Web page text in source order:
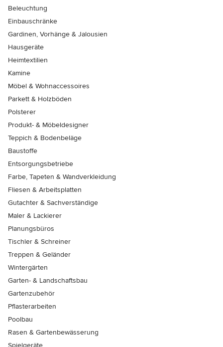
Beleuchtung
Einbauschränke
Gardinen, Vorhänge & Jalousien
Hausgeräte
Heimtextilien
Kamine
Möbel & Wohnaccessoires
Parkett & Holzböden
Polsterer
Produkt- & Möbeldesigner
Teppich & Bodenbeläge
Baustoffe
Entsorgungsbetriebe
Farbe, Tapeten & Wandverkleidung
Fliesen & Arbeitsplatten
Gutachter & Sachverständige
Maler & Lackierer
Planungsbüros
Tischler & Schreiner
Treppen & Geländer
Wintergärten
Garten- & Landschaftsbau
Gartenzubehör
Pflasterarbeiten
Poolbau
Rasen & Gartenbewässerung
Spielgeräte